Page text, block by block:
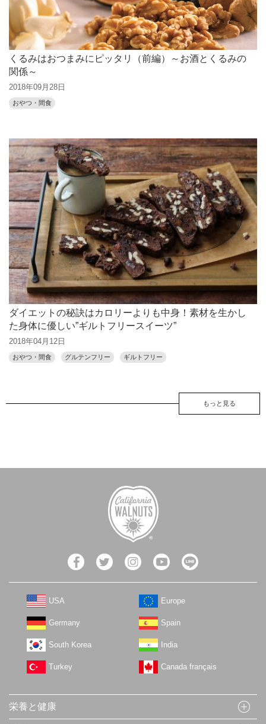
くるみはおつまみにピッタリ（前編）～お酒とくるみの
関係～
2018年09月28日
おやつ・間食
ダイエットの秘訣はカロリーよりも中身！素材を生かし
た身体に優しい”ギルトフリースイーツ”
2018年04月12日
おやつ・間食 グルテンフリー ギルトフリー
もっと見る
USA Europe
Germany Spain
South Korea India
Turkey Canada français
栄養と健康